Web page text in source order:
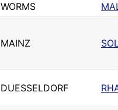
WORMS
MAINZ
DUESSELDORF